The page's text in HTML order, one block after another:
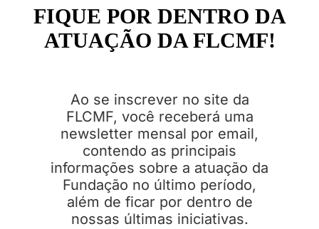
FIQUE POR DENTRO DA
ATUAÇÃO DA FLCMF!
Ao se inscrever no site da
FLCMF, você receberá uma
newsletter mensal por email,
contendo as principais
informações sobre a atuação da
Fundação no último período,
além de ficar por dentro de
nossas últimas iniciativas.